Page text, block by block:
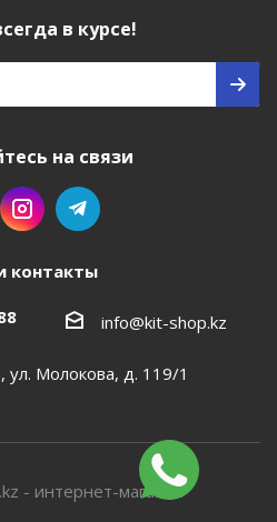
в курсе!
на связи
контакты
info@kit-shop.kz
ул. Молокова, д. 119/1
- интернет-магазин